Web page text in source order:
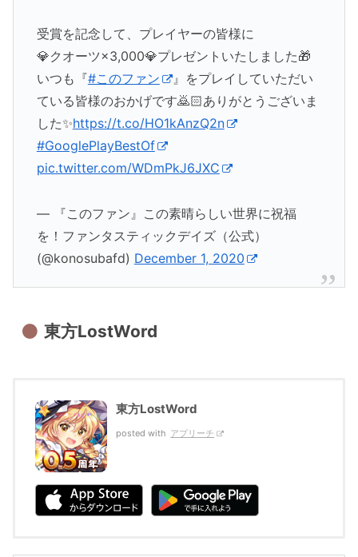
受賞を記念して、プレイヤーの皆様に
💎クオーツ×3,000💎プレゼントいたしました🎁
いつも『#このファン
』をプレイしていただい
ている皆様のおかげです🙇🏻ありがとうございま
した✨https://t.co/HO1kAnzQ2n
#GooglePlayBestOf
pic.twitter.com/WDmPkJ6JXC
— 『このファン』この素晴らしい世界に祝福
を！ファンタスティックデイズ（公式）
(@konosubafd) December 1, 2020
東方LostWord
東方LostWord
posted with アプリーチ